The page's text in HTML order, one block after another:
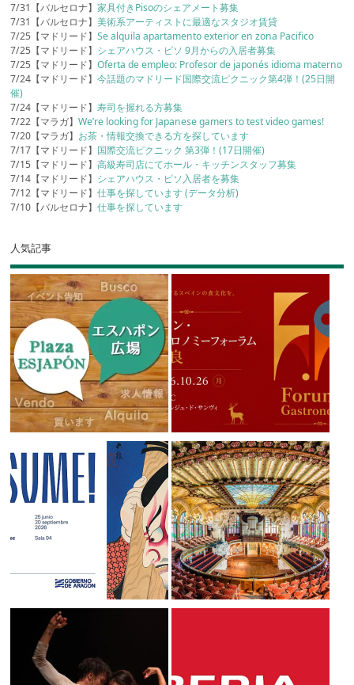
7/31【バルセロナ】家具付きPisoのシェアメート募集
7/31【バルセロナ】美術系アーティストに最適なスタジオ賃貸
7/25【マドリード】Se alquila apartamento exterior en zona Pacifico
7/25【マドリード】 シェアハウス・ピソ 9月からの入居者募集
7/25【マドリード】Oferta de empleo: Profesor de japonés idioma materno
7/24【マドリード】今話題のマドリード国際交流ピクニック第4弾！(25日開
催)
7/24【マドリード】寿司を握れる方募集
7/22【マラガ】We’re looking for Japanese gamers to test video games!
7/20【マラガ】 お茶・情報交換できる方を探しています
7/17【マドリード】 国際交流ピクニック 第3弾！(17日開催)
7/15【マドリード】高級寿司店にてホール・キッチンスタッフ募集
7/14【マドリード】 シェアハウス・ピソ入居者を募集
7/12【マドリード】仕事を探しています (データ分析)
7/10【バルセロナ】仕事を探しています
人気記事